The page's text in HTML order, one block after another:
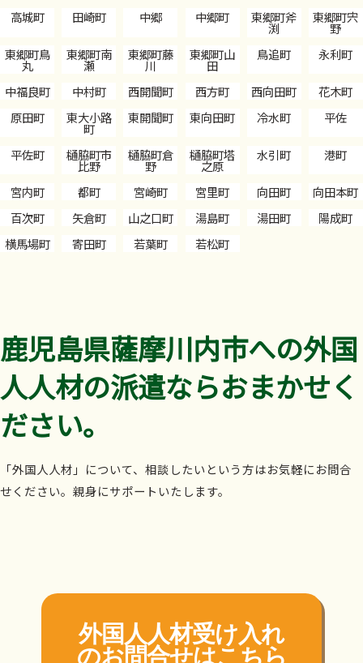
高城町
田崎町 中郷 中郷町 東郷町斧
渕
東郷町宍
野
東郷町鳥
丸
東郷町南
瀬
東郷町藤
川
東郷町山
田
鳥追町 永利町
中福良町 中村町 西開聞町 西方町 西向田町
花木町
原田町
東大小路
町
東開聞町 東向田町 冷水町 平佐
平佐町 樋脇町市
比野
樋脇町倉
野
樋脇町塔
之原
水引町 港町
宮内町 都町 宮崎町 宮里町 向田町
向田本町
百次町
矢倉町 山之口町 湯島町 湯田町
陽成町
横馬場町
寄田町 若葉町 若松町
鹿児島県薩摩川内市への外国
人人材の派遣ならおまかせく
ださい。
「外国人人材」について、相談したいという方はお気軽にお問合
せください。親身にサポートいたします。
外国人人材受け入れ
のお問合せはこちら